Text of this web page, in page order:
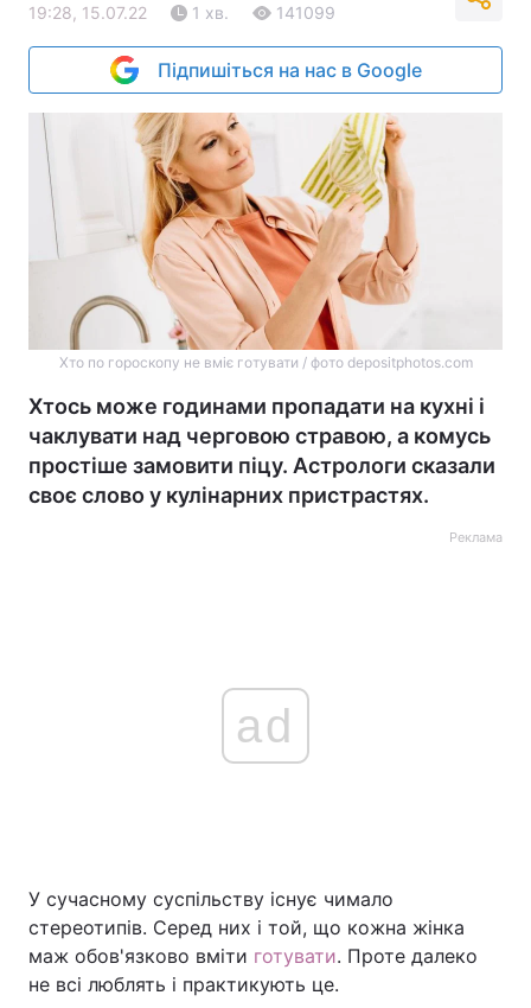
19:28, 15.07.22 1 хв. 141099
Підпишіться на нас в Google
Хто по гороскопу не вміє готувати / фото depositphotos.com
Хтось може годинами пропадати на кухні і
чаклувати над черговою стравою, а комусь
простіше замовити піцу. Астрологи сказали
своє слово у кулінарних пристрастях.
Реклама
ad
У сучасному суспільству існує чимало
стереотипів. Серед них і той, що кожна жінка
маж обов'язково вміти готувати. Проте далеко
не всі люблять і практикують це.